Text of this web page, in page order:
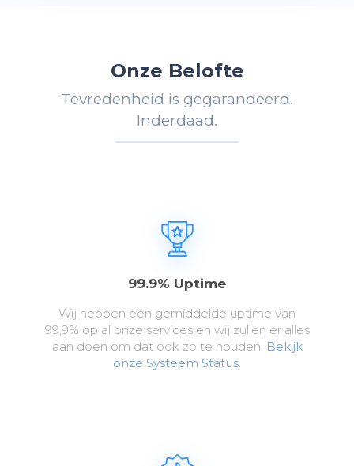
Onze Belofte
Tevredenheid is gegarandeerd.
Inderdaad.
99.9% Uptime
Wij hebben een gemiddelde uptime van
99,9% op al onze services en wij zullen er alles
aan doen om dat ook zo te houden. Bekijk
onze Systeem Status.